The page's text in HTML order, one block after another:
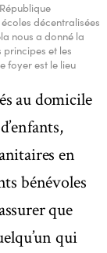
décentralisées
nous a donné la
principes et les
foyer est le lieu
au domicile
en
bénévoles
que
qui